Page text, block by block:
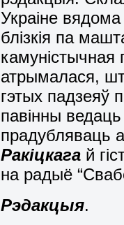
Украіне
блізкія па
камуністычная
атрымалася,
гэтых падзеяў
павінны
прадубляваць
Ракіцкага й
на радыё
Рэдакцыя.